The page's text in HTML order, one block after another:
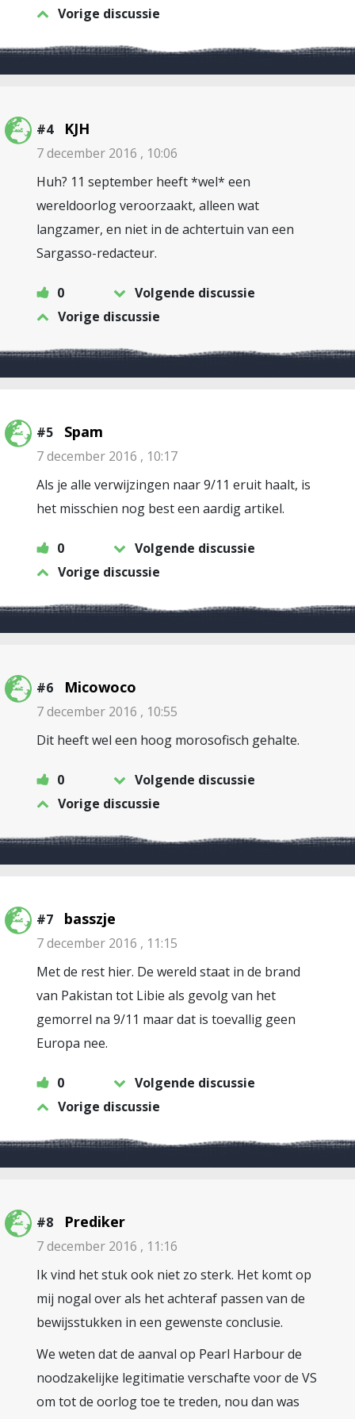
Vorige discussie
#4 KJH
7 december 2016 , 10:06
Huh? 11 september heeft *wel* een
wereldoorlog veroorzaakt, alleen wat
langzamer, en niet in de achtertuin van een
Sargasso-redacteur.
0
Volgende discussie
Vorige discussie
#5 Spam
7 december 2016 , 10:17
Als je alle verwijzingen naar 9/11 eruit haalt, is
het misschien nog best een aardig artikel.
0
Volgende discussie
Vorige discussie
#6 Micowoco
7 december 2016 , 10:55
Dit heeft wel een hoog morosofisch gehalte.
0
Volgende discussie
Vorige discussie
#7 basszje
7 december 2016 , 11:15
Met de rest hier. De wereld staat in de brand
van Pakistan tot Libie als gevolg van het
gemorrel na 9/11 maar dat is toevallig geen
Europa nee.
0
Volgende discussie
Vorige discussie
#8 Prediker
7 december 2016 , 11:16
Ik vind het stuk ook niet zo sterk. Het komt op
mij nogal over als het achteraf passen van de
bewijsstukken in een gewenste conclusie.
We weten dat de aanval op Pearl Harbour de
noodzakelijke legitimatie verschafte voor de VS
om tot de oorlog toe te treden, nou dan was